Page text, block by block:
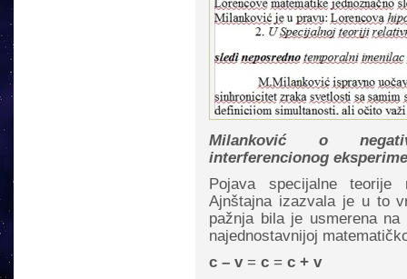
Milanković o
interferencionog
Pojava specijalne teorije
Ajnštajna izazvala je u to
pažnja bila je usmerena
najednostavnijoj
c – v = c = c + v